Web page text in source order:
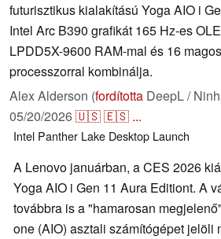
futurisztikus kialakítású Yoga AIO i
Intel Arc B390 grafikát 165 Hz-es
LPDD5X-9600 RAM-mal és 16
processzorral kombinálja.
Alex Alderson (fordította DeepL /
05/20/2026🇺🇸🇪🇸 ...
Intel Panther Lake Desktop Launch
A Lenovo januárban, a CES 2026
Yoga AIO i Gen 11 Aura Editiont. A
továbbra is a "hamarosan
one (AIO) asztali számítógépet jelöli